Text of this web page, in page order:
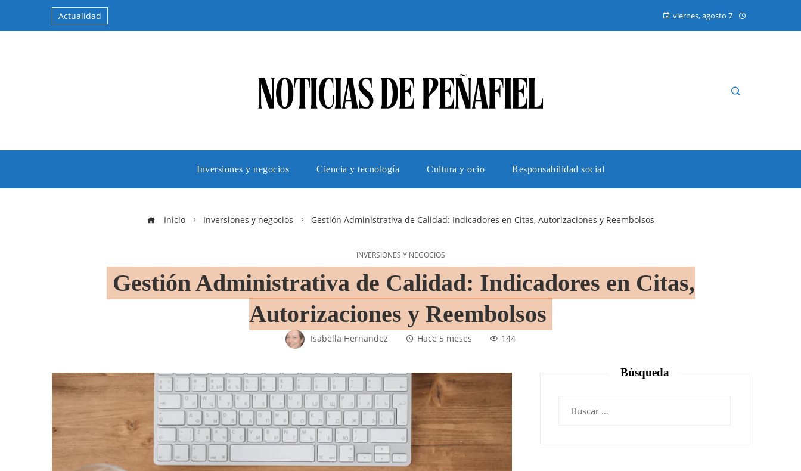
Actualidad viernes, agosto 7
Inversiones y negocios Ciencia y tecnología Cultura y ocio Responsabilidad social
Inicio Inversiones y negocios Gestión Administrativa de Calidad: Indicadores en Citas, Autorizaciones y Reembolsos
INVERSIONES Y NEGOCIOS
Gestión Administrativa de Calidad: Indicadores en Citas,
Autorizaciones y Reembolsos
Isabella Hernandez Hace 5 meses 144
Búsqueda